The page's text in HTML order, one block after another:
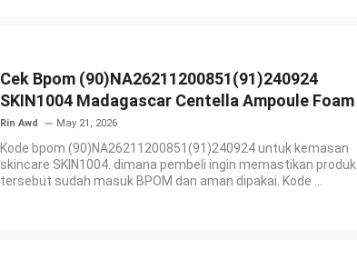
Cek Bpom (90)NA26211200851(91)240924
SKIN1004 Madagascar Centella Ampoule Foam
Rin Awd May 21, 2026
Kode bpom (90)NA26211200851(91)240924 untuk kemasan
skincare SKIN1004. dimana pembeli ingin memastikan produk
tersebut sudah masuk BPOM dan aman dipakai. Kode ...